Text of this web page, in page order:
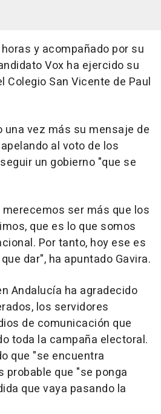
y acompañado por su
Vox ha ejercido su
Colegio San Vicente de Paul
una vez más su mensaje de
al voto de los
un gobierno "que se
ser más que los
que es lo que somos
Por tanto, hoy ese es
dar", ha apuntado Gavira.
Andalucía ha agradecido
los servidores
de comunicación que
toda la campaña electoral.
que "se encuentra
probable que "se ponga
que vaya pasando la